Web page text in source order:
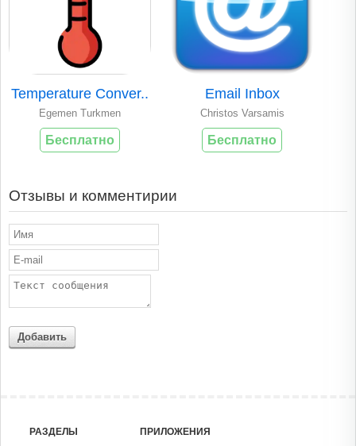
Temperature Conver..
Egemen Turkmen
Бесплатно
Email Inbox
Christos Varsamis
Бесплатно
Отзывы и комментирии
Добавить
РАЗДЕЛЫ ПРИЛОЖЕНИЯ